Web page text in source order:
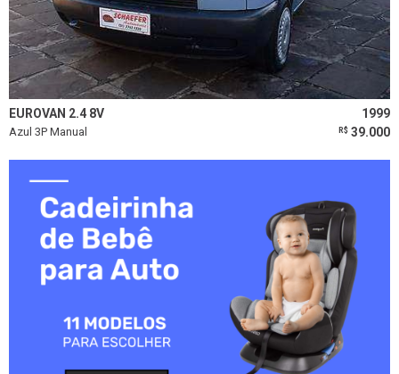
EUROVAN 2.4 8V 1999
Azul 3P Manual R$ 39.000